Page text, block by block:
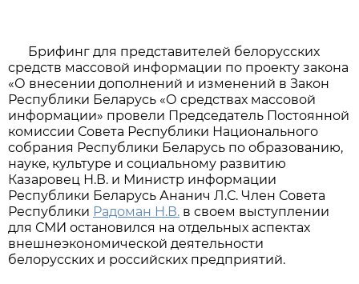
Брифинг для представителей белорусских
средств массовой информации по проекту закона
«О внесении дополнений и изменений в Закон
Республики Беларусь «О средствах массовой
информации» провели Председатель Постоянной
комиссии Совета Республики Национального
собрания Республики Беларусь по образованию,
науке, культуре и социальному развитию
Казаровец Н.В. и Министр информации
Республики Беларусь Ананич Л.С. Член Совета
Республики Радоман Н.В. в своем выступлении
для СМИ остановился на отдельных аспектах
внешнеэкономической деятельности
белорусских и российских предприятий.